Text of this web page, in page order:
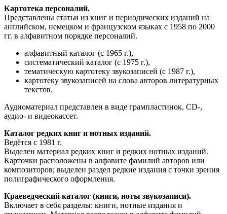
Картотека персоналий.
Представлены статьи из книг и периодических изданий на
английском, немецком и французском языках с 1958 по 2000
гг. в алфавитном порядке персоналий.
алфавитный каталог (с 1965 г.),
систематический каталог (с 1975 г.),
тематическую картотеку звукозаписей (с 1987 г.),
картотеку звукозаписей на слова авторов литературных
текстов.
Аудиоматериал представлен в виде грампластинок, CD-,
аудио- и видеокассет.
Каталог редких книг и нотных изданий.
Ведётся с 1981 г.
Выделен материал редких книг и редких нотных изданий.
Карточки расположены в алфавите фамилий авторов или
композиторов; выделен раздел редкие издания с точки зрения
полиграфического оформления.
Краеведческий каталог (книги, ноты звукозаписи).
Включает в себя разделы: книги, нотные издания и